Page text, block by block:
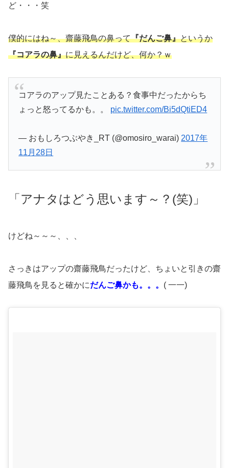
ど・・・笑
僕的にはね～、齋藤飛鳥の鼻って『だんご鼻』というか
『コアラの鼻』に見えるんだけど、何か？ｗ
コアラのアップ見たことある？食事中だったからち
ょっと怒ってるかも。。 pic.twitter.com/Bi5dQtiED4
— おもしろつぶやき_RT (@omosiro_warai) 2017年
11月28日
「アナタはどう思います～？(笑)」
けどね～～～、、、
さっきはアップの齋藤飛鳥だったけど、ちょいと引きの齋
藤飛鳥を見ると確かにだんご鼻かも。。。 ( 一一)